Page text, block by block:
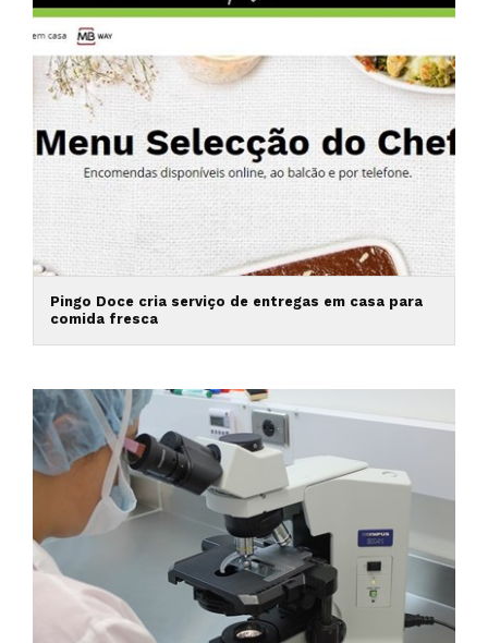
Pingo Doce cria serviço de entregas em casa para
comida fresca